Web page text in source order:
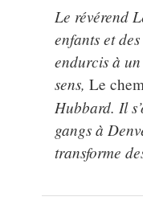
Le révérend
enfants et
endurcis à
sens, Le
Hubbard. Il
gangs à
transforme